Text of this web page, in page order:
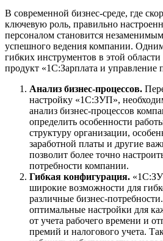
В современной бизнес-среде, где
ключевую роль, правильно
персоналом становится
успешного ведения компании.
гибких инструментов в этой
продукт «1C:Зарплата и
Анализ бизнес-процессов.
настройку «1C:ЗУП»,
анализ бизнес-процессов
определить особенности
структуру организации,
заработной платы и другие
позволит более точно
потребности компании.
Гибкая конфигурация.
широкие возможности для
различные бизнес-
оптимальные настройки для
от учета рабочего времени и
премий и налогового учета.